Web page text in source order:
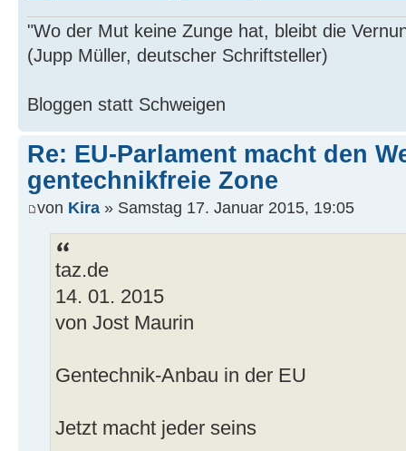
"Wo der Mut keine Zunge hat, bleibt die
(Jupp Müller, deutscher Schriftsteller)
Bloggen statt Schweigen
Re: EU-Parlament macht den
gentechnikfreie Zone
von Kira » Samstag 17. Januar 2015, 19:05
taz.de
14. 01. 2015
von Jost Maurin
Gentechnik-Anbau in der EU
Jetzt macht jeder seins